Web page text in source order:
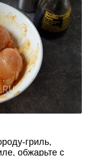
гриль,
обжарьте с